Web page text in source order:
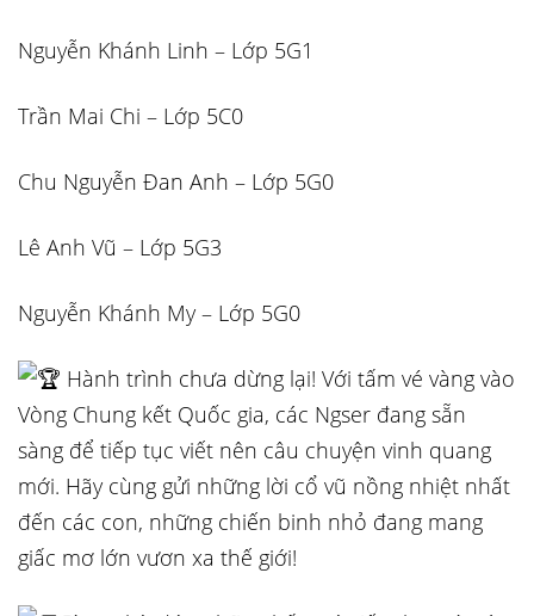
Nguyễn Khánh Linh – Lớp 5G1
Trần Mai Chi – Lớp 5C0
Chu Nguyễn Đan Anh – Lớp 5G0
Lê Anh Vũ – Lớp 5G3
Nguyễn Khánh My – Lớp 5G0
Hành trình chưa dừng lại! Với tấm vé vàng vào
Vòng Chung kết Quốc gia, các Ngser đang sẵn
sàng để tiếp tục viết nên câu chuyện vinh quang
mới. Hãy cùng gửi những lời cổ vũ nồng nhiệt nhất
đến các con, những chiến binh nhỏ đang mang
giấc mơ lớn vươn xa thế giới!